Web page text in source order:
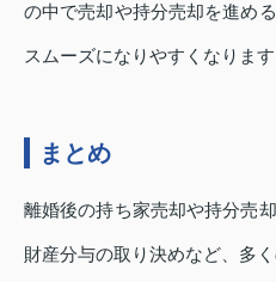
の中で売却や持分売却を進め
スムーズになりやすくなります
まとめ
離婚後の持ち家売却や持分売
財産分与の取り決めなど、多